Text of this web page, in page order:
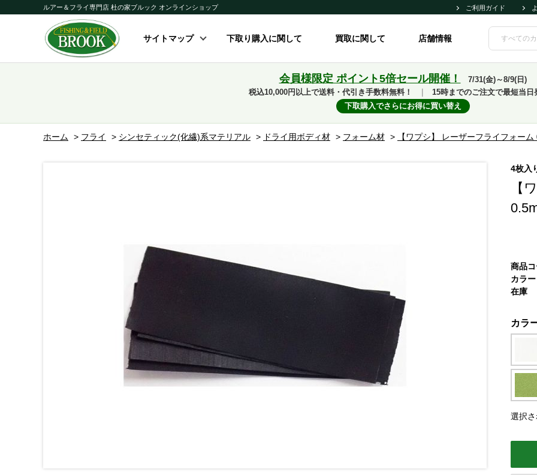
ルアー＆フライ専門店 杜の家ブルック オンラインショップ ご利用ガイド
サイトマップ 下取り購入に関して 買取に関して 店舗情報
会員様限定 ポイント5倍セール開催！
7/31(金)～8/9(日)
税込10,000円以上で送料・代引き手数料無料！
15時までのご注文で最短当日
下取購入でさらにお得に買い替え
ホーム > フライ > シンセティック(化繊)系マテリアル > ドライ用ボディ材 > フォーム材 > 【ワプシ】 レーザーフライフォー
4枚入
【
商品
カラー
在庫
カラ
選択